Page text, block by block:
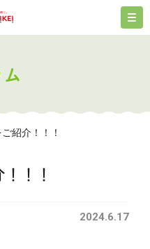
紹介！！！
！！
2024.6.17